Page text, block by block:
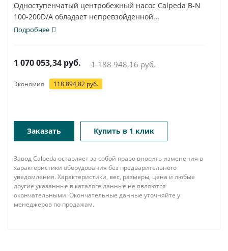
Одноступенчатый центробежный насос Calpeda B-N
100-200D/A обладает непревзойденной...
Подробнее
1 070 053,34 руб. 1 188 948,16руб.
Экономия 118 894,82 руб.
Заказать Купить в 1 клик
Завод Calpeda оставляет за собой право вносить изменения в
характеристики оборудования без предварительного
уведомления. Характеристики, вес, размеры, цена и любые
другие указанные в каталоге данные не являются
окончательными. Окончательные данные уточняйте у
менеджеров по продажам.